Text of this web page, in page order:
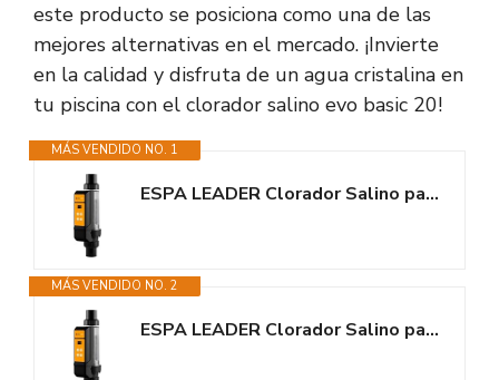
este producto se posiciona como una de las
mejores alternativas en el mercado. ¡Invierte
en la calidad y disfruta de un agua cristalina en
tu piscina con el clorador salino evo basic 20!
MÁS VENDIDO NO. 1
ESPA LEADER Clorador Salino para Piscinas 20G Dosificador de Cloro por...
MÁS VENDIDO NO. 2
ESPA LEADER Clorador Salino para Piscinas 16G Dosificador de Cloro por...